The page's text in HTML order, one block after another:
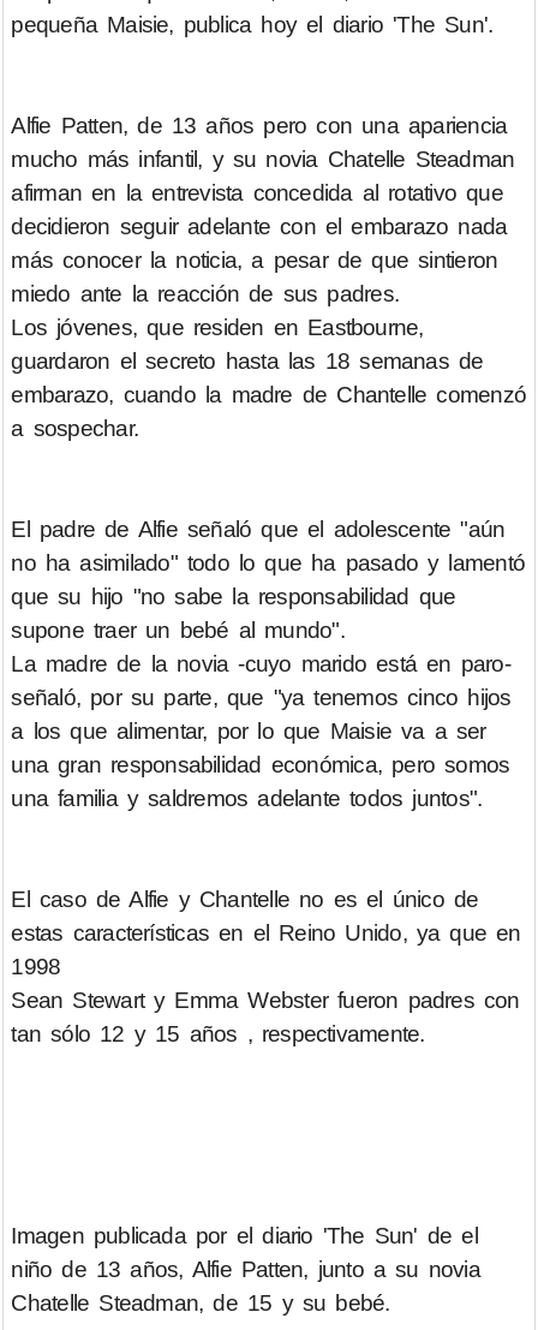
pequeña Maisie, publica hoy el diario 'The Sun'.
Alfie Patten, de 13 años pero con una apariencia
mucho más infantil, y su novia Chatelle Steadman
afirman en la entrevista concedida al rotativo que
decidieron seguir adelante con el embarazo nada
más conocer la noticia, a pesar de que sintieron
miedo ante la reacción de sus padres.
Los jóvenes, que residen en Eastbourne,
guardaron el secreto hasta las 18 semanas de
embarazo, cuando la madre de Chantelle comenzó
a sospechar.
El padre de Alfie señaló que el adolescente "aún
no ha asimilado" todo lo que ha pasado y lamentó
que su hijo "no sabe la responsabilidad que
supone traer un bebé al mundo".
La madre de la novia -cuyo marido está en paro-
señaló, por su parte, que "ya tenemos cinco hijos
a los que alimentar, por lo que Maisie va a ser
una gran responsabilidad económica, pero somos
una familia y saldremos adelante todos juntos".
El caso de Alfie y Chantelle no es el único de
estas características en el Reino Unido, ya que en
1998
Sean Stewart y Emma Webster fueron padres con
tan sólo 12 y 15 años , respectivamente.
Imagen publicada por el diario 'The Sun' de el
niño de 13 años, Alfie Patten, junto a su novia
Chatelle Steadman, de 15 y su bebé.